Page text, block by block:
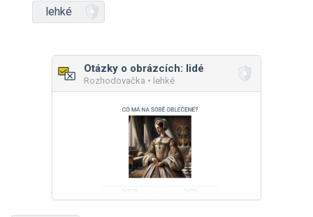
lehké
Otázky o obrázcích: lidé
Rozhodovačka • lehké